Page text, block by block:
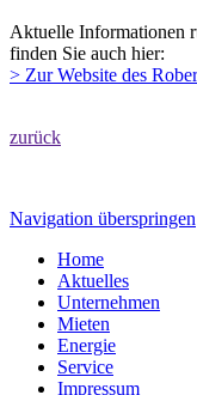
Aktuelle Informationen
finden Sie auch hier:
> Zur Website des
zurück
Navigation überspringen
Home
Aktuelles
Unternehmen
Mieten
Energie
Service
Impressum